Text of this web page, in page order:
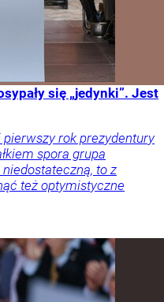
się „jedynki”. Jest
rok prezydentury
spora grupa
to z
też optymistyczne